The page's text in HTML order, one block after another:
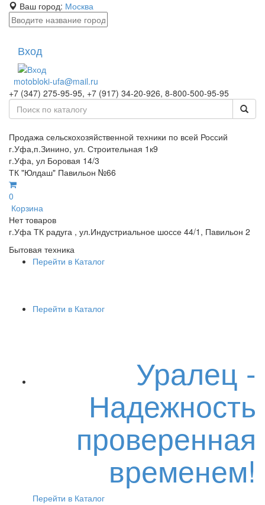
Ваш город: Москва
Вход
motobloki-ufa@mail.ru
+7 (347) 275-95-95, +7 (917) 34-20-926, 8-800-500-95-95
Продажа сельскохозяйственной техники по всей Россий
г.Уфа,п.Зинино, ул. Строительная 1к9
г.Уфа, ул Боровая 14/3
ТК "Юлдаш" Павильон №66
0
Корзина
Нет товаров
г.Уфа ТК радуга , ул.Индустриальное шоссе 44/1, Павильон 2
Бытовая техника
Перейти в Каталог
Перейти в Каталог
Уралец -
Надежность
проверенная
временем!
Перейти в Каталог